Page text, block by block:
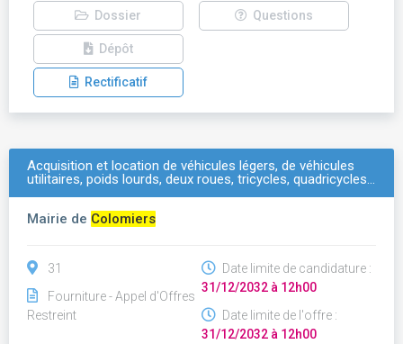
Dossier Questions
Dépôt
Rectificatif
Acquisition et location de véhicules légers, de véhicules
utilitaires, poids lourds, deux roues, tricycles, quadricycles…
Mairie de Colomiers
31
Fourniture - Appel d'Offres
Restreint
Date limite de candidature :
31/12/2032 à 12h00
Date limite de l'offre :
31/12/2032 à 12h00